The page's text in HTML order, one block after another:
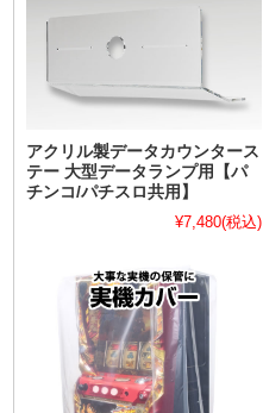
アクリル製データカウンタース
テー 大型データランプ用【パ
チンコ/パチスロ共用】
¥7,480(税込)